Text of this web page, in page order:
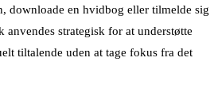
downloade en hvidbog eller tilmelde sig
strategisk for at understøtte
tiltalende uden at tage fokus fra det